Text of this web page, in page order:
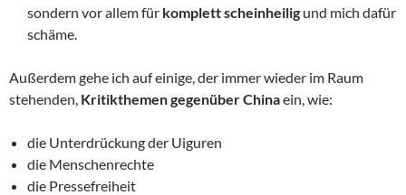
sondern vor allem für komplett scheinheilig und mich dafür
schäme.
Außerdem gehe ich auf einige, der immer wieder im Raum
stehenden, Kritikthemen gegenüber Chinaein, wie:
die Unterdrückung der Uiguren
die Menschenrechte
die Pressefreiheit